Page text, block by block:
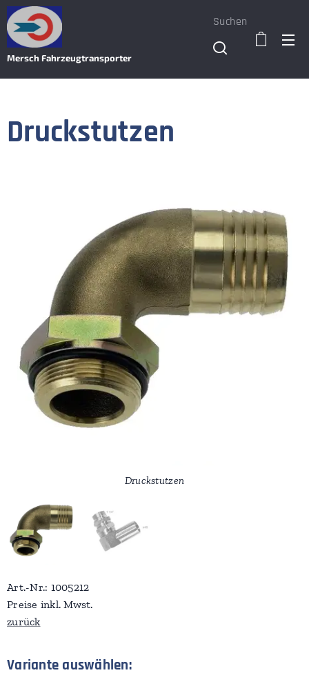
Mersch Fahrzeugtransporter
Suchen
Druckstutzen
Druckstutzen
Art.-Nr.: 1005212
Preise inkl. Mwst.
zurück
Variante auswählen: